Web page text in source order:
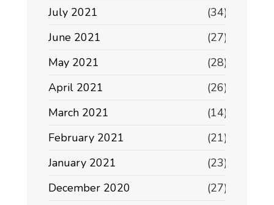
July 2021
(34)
June 2021
(27)
May 2021
(28)
April 2021
(26)
March 2021
(14)
February 2021
(21)
January 2021
(23)
December 2020
(27)